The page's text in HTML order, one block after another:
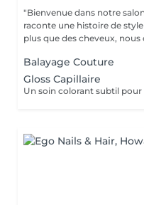
"Bienvenue dans notre
raconte une histoire de
plus que des cheveux, nous
Balayage Couture
Gloss Capillaire